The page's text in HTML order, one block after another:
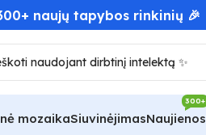
mozaikaSiuvinėjimasNaujienos
300+
naujų tapybos rinkinių 🎉